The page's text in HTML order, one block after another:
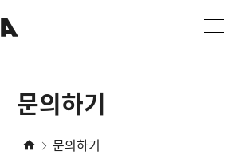
문의하기
문의하기